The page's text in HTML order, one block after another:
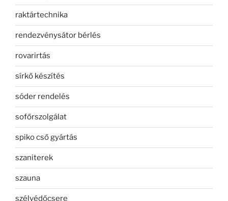
raktártechnika
rendezvénysátor bérlés
rovarirtás
sírkő készítés
sóder rendelés
sofőrszolgálat
spiko cső gyártás
szaniterek
szauna
szélvédőcsere